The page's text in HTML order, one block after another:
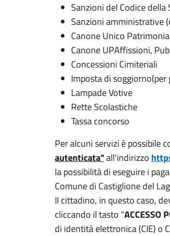
Sanzioni del Codice della
Sanzioni amministrative
Canone Unico
Canone UPAffissioni,
Concessioni Cimiteriali
Imposta di
Lampade Votive
Rette Scolastiche
Tassa concorso
Per alcuni servizi è possibile
autenticata"all'indirizzo
la possibilità di eseguire i
Comune di Castiglione del
Il cittadino, in questo caso,
cliccando il tasto "ACCESSO
di identità elettronica (CIE) o